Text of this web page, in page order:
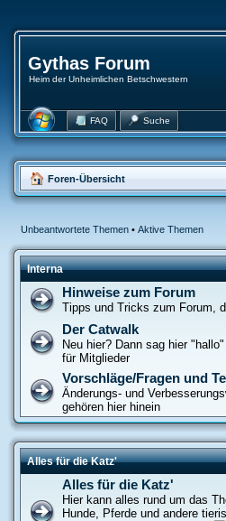
Gythas Forum
Heim der Unheimlichen Betschwestern
FAQ Suche
Foren-Übersicht
Unbeantwortete Themen• Aktive Themen
Interna
Hinweise zum Forum
Tipps und Tricks zum Forum,
Der Catwalk
Neu hier? Dann sag hier
für Mitglieder
Vorschläge/Fragen und
Änderungs- und
gehören hier hinein
Alles für die Katz'
Alles für die Katz'
Hier kann alles rund um das
Hunde, Pferde und andere